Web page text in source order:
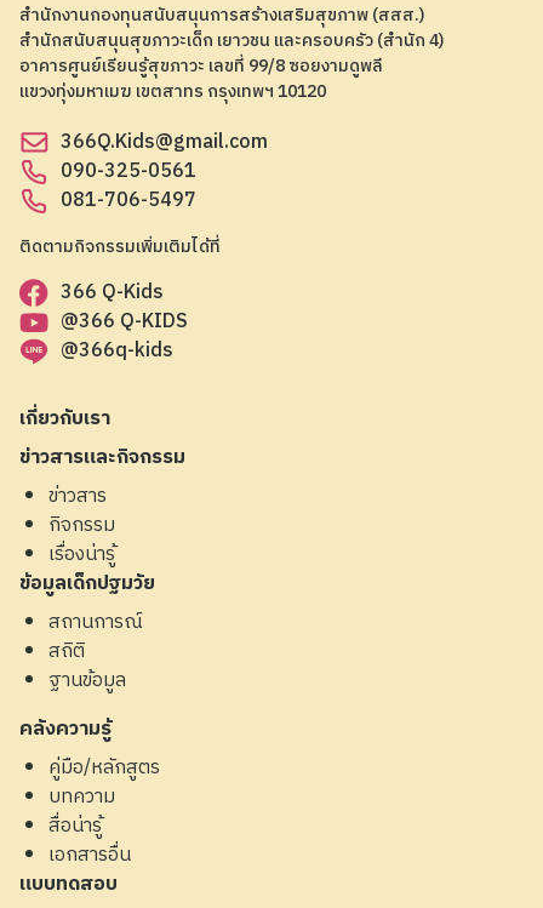
สำนักงานกองทุนสนับสนุนการสร้างเสริมสุขภาพ (สสส.)
สำนักสนับสนุนสุขภาวะเด็ก เยาวชน และครอบครัว (สำนัก 4)
อาคารศูนย์เรียนรู้สุขภาวะ เลขที่ 99/8 ซอยงามดูพลี
แขวงทุ่งมหาเมฆ เขตสาทร กรุงเทพฯ 10120
366Q.Kids@gmail.com
090-325-0561
081-706-5497
เกี่ยวกับเรา
ข่าวสารและกิจกรรม
ข่าวสาร
กิจกรรม
เรื่องน่ารู้
ข้อมูลเด็กปฐมวัย
สถานการณ์
สถิติ
ฐานข้อมูล
คลังความรู้
คู่มือ/หลักสูตร
บทความ
สื่อน่ารู้
เอกสารอื่น
แบบทดสอบ
ติดตามกิจกรรมเพิ่มเติมได้ที่
366 Q-Kids
@366 Q-KIDS
@366q-kids